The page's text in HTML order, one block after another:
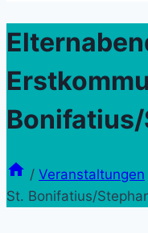
/ Veranstaltungen
St. Bonifatius/